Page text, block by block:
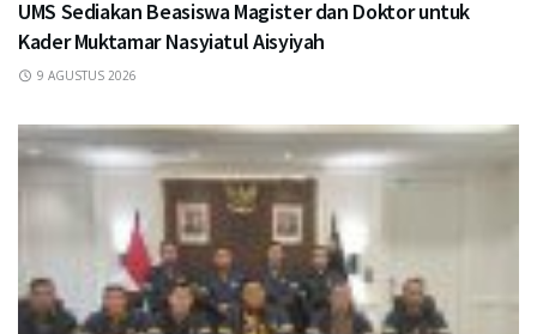
UMS Sediakan Beasiswa Magister dan Doktor untuk
Kader Muktamar Nasyiatul Aisyiyah
9 AGUSTUS 2026